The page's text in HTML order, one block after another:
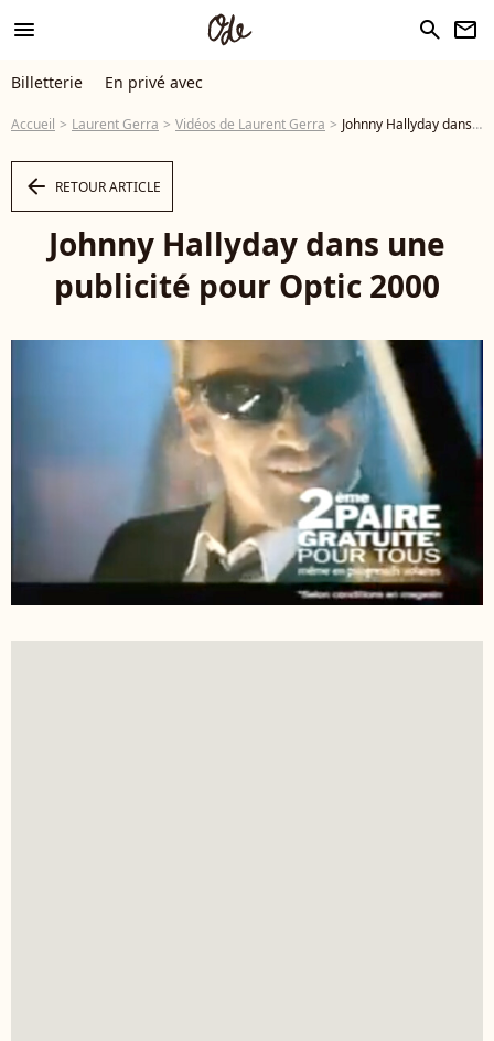
menu search newsletter
Billetterie En privé avec
Accueil Laurent Gerra Vidéos de Laurent Gerra Johnny Hallyday dans une publicité pour Optic 2000 - Vidéo
arrow_left RETOUR ARTICLE
Johnny Hallyday dans une
publicité pour Optic 2000